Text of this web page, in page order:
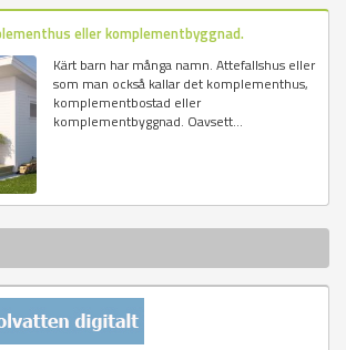
eller komplementbyggnad.
Kärt barn har många namn. Attefallshus eller
som man också kallar det komplementhus,
komplementbostad eller
komplementbyggnad. Oavsett...